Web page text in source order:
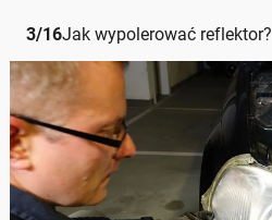
3/16Jak wypolerować reflektor?